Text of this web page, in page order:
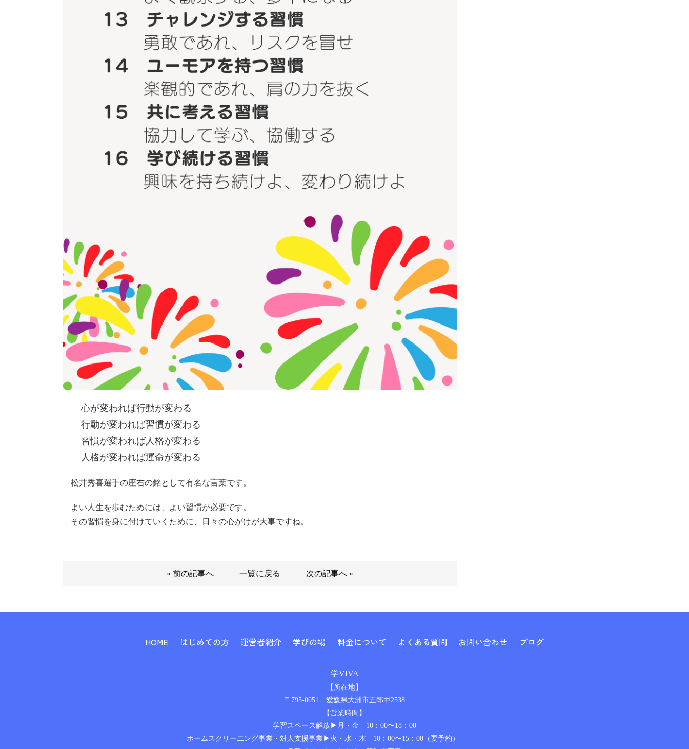
心が変われば行動が変わる
行動が変われば習慣が変わる
習慣が変われば人格が変わる
人格が変われば運命が変わる
松井秀喜選手の座右の銘として有名な言葉です。
よい人生を歩むためには、よい習慣が必要です。
その習慣を身に付けていくために、日々の心がけが大事ですね。
« 前の記事へ 一覧に戻る 次の記事へ »
HOME はじめての方 運営者紹介 学びの場 料金について よくある質問 お問い合わせ ブログ
学VIVA
【所在地】
〒795-0051 愛媛県大洲市五郎甲2538
【営業時間】
学習スペース解放▶月・金 10：00〜18：00
ホームスクリー二ング事業・対人支援事業▶火・水・木 10：00〜15：00（要予約）